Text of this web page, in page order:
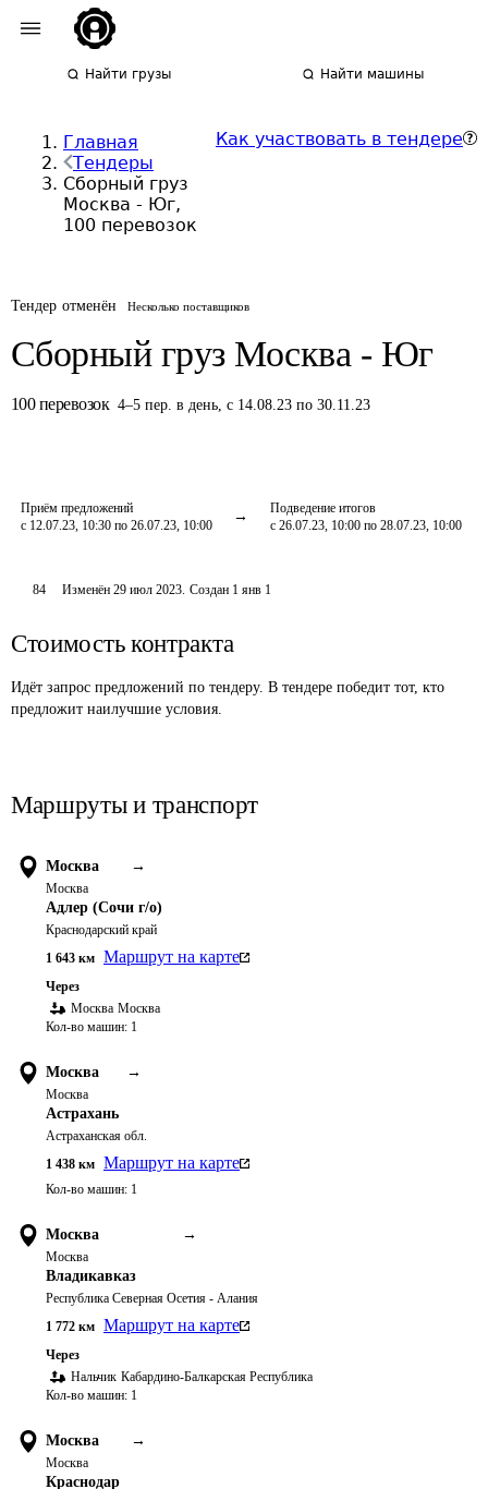
Найти грузы Найти машины
Главная
Тендеры
Сборный груз
Москва - Юг,
100 перевозок
Как участвовать в тендере
Тендер отменён Несколько поставщиков
Сборный груз Москва - Юг
100 перевозок 4–5 пер. в день,с 14.08.23 по 30.11.23
Приём предложений
с 12.07.23, 10:30 по 26.07.23, 10:00
Подведение итогов
с 26.07.23, 10:00 по 28.07.23, 10:00
84 Изменён29 июл 2023. Создан 1 янв 1
Стоимость контракта
Идёт запрос предложений по тендеру. В тендере победит тот, кто
предложит наилучшие условия.
Маршруты и транспорт
Москва →
Москва
Адлер (Сочи г/о)
Краснодарский край
1 643 км Маршрут на карте
Через
Москва Москва
Кол-во машин: 1
Москва →
Москва
Астрахань
Астраханская обл.
1 438 км Маршрут на карте
Кол-во машин: 1
Москва →
Москва
Владикавказ
Республика Северная Осетия - Алания
1 772 км Маршрут на карте
Через
Нальчик Кабардино-Балкарская Республика
Кол-во машин: 1
Москва →
Москва
Краснодар